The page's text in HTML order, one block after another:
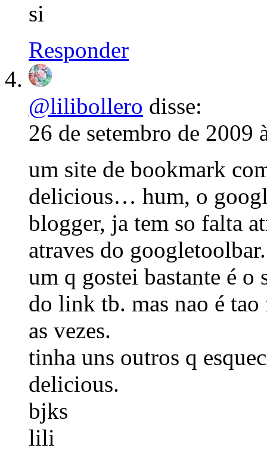
si
Responder
@lilibollero disse:
26 de setembro de 2009
um site de bookmark
delicious… hum, o
blogger, ja tem so falta
atraves do googletoolbar.
um q gostei bastante é o
do link tb. mas nao é
as vezes.
tinha uns outros q
delicious.
bjks
lili